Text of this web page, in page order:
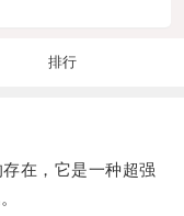
排行
在，它是一种超强